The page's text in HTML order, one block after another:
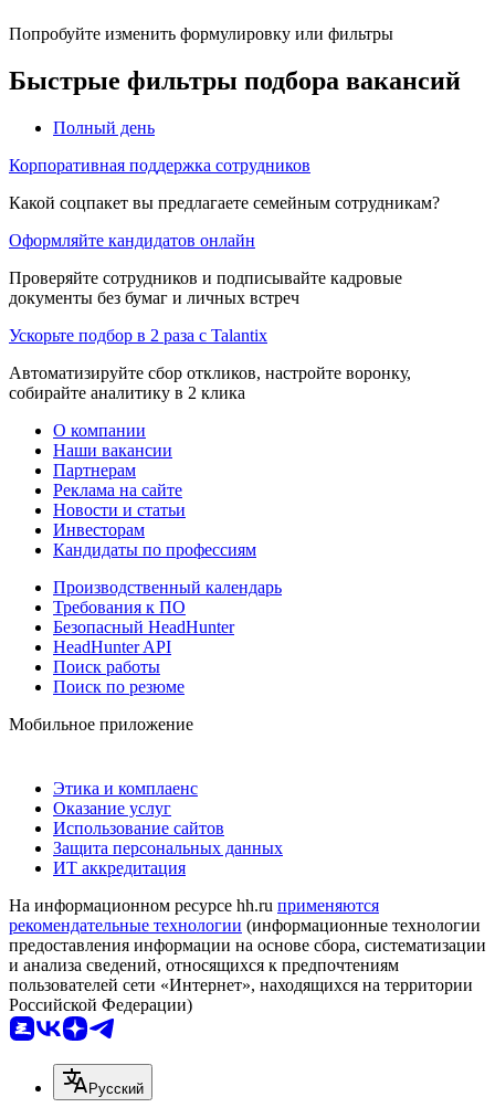
Попробуйте изменить формулировку или фильтры
Быстрые фильтры подбора вакансий
Полный день
Корпоративная поддержка сотрудников
Какой соцпакет вы предлагаете семейным сотрудникам?
Оформляйте кандидатов онлайн
Проверяйте сотрудников и подписывайте кадровые
документы без бумаг и личных встреч
Ускорьте подбор в 2 раза с Talantix
Автоматизируйте сбор откликов, настройте воронку,
собирайте аналитику в 2 клика
О компании
Наши вакансии
Партнерам
Реклама на сайте
Новости и статьи
Инвесторам
Кандидаты по профессиям
Производственный календарь
Требования к ПО
Безопасный HeadHunter
HeadHunter API
Поиск работы
Поиск по резюме
Мобильное приложение
Этика и комплаенс
Оказание услуг
Использование сайтов
Защита персональных данных
ИТ аккредитация
На информационном ресурсе hh.ru применяются
рекомендательные технологии (информационные технологии
предоставления информации на основе сбора, систематизации
и анализа сведений, относящихся к предпочтениям
пользователей сети «Интернет», находящихся на территории
Российской Федерации)
Русский